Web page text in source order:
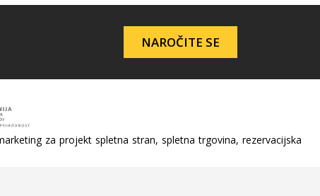
NAROČITE SE
za projekt spletna stran, spletna trgovina, rezervacijska